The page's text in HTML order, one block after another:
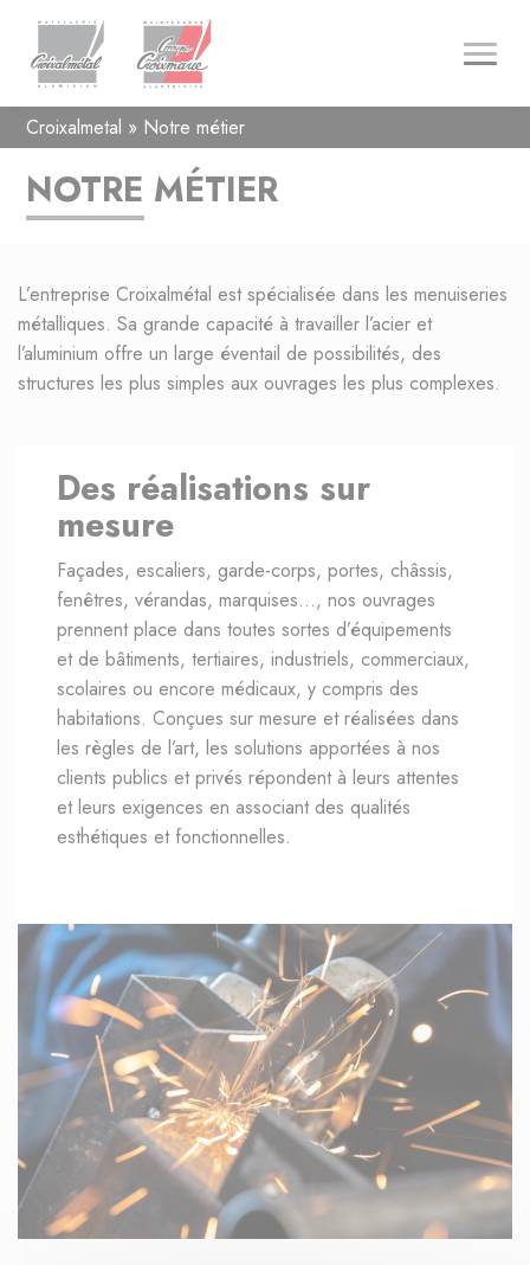
Croixalmetal » Notre métier
NOTRE MÉTIER
L’entreprise Croixalmétal est spécialisée dans les menuiseries
métalliques. Sa grande capacité à travailler l’acier et
l’aluminium offre un large éventail de possibilités, des
structures les plus simples aux ouvrages les plus complexes.
Des réalisations sur
mesure
Façades, escaliers, garde-corps, portes, châssis,
fenêtres, vérandas, marquises…, nos ouvrages
prennent place dans toutes sortes d’équipements
et de bâtiments, tertiaires, industriels, commerciaux,
scolaires ou encore médicaux, y compris des
habitations. Conçues sur mesure et réalisées dans
les règles de l’art, les solutions apportées à nos
clients publics et privés répondent à leurs attentes
et leurs exigences en associant des qualités
esthétiques et fonctionnelles.